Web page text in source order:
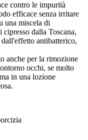
contro le impurità
efficace senza irritare
una miscela di
dalla Toscana,
antibatterico,
anche per la rimozione
occhi, se molto
in una lozione